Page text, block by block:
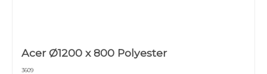
Acer Ø1200 x 800 Polyester
3609